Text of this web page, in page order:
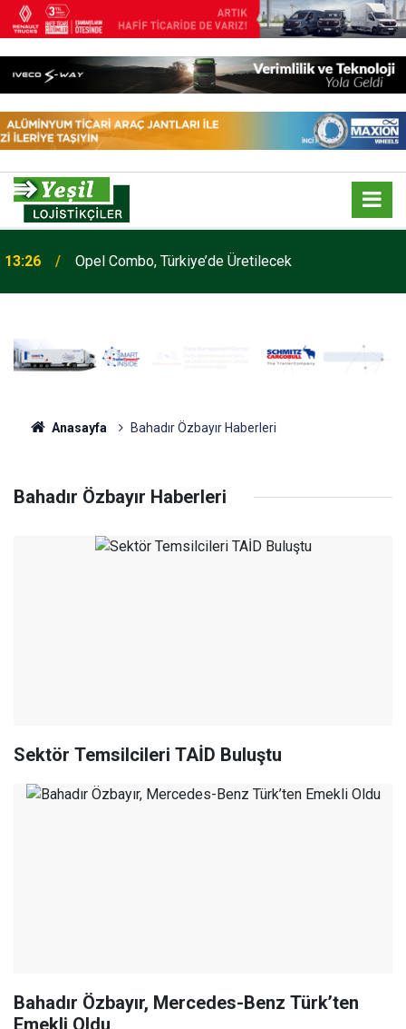
13:26 Opel Combo, Türkiye’de Üretilecek
Anasayfa Bahadır Özbayır Haberleri
Bahadır Özbayır Haberleri
Sektör Temsilcileri TAİD Buluştu
Bahadır Özbayır, Mercedes-Benz Türk’ten